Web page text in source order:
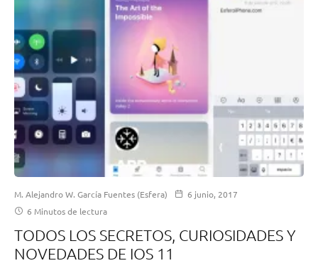
M. Alejandro W. García Fuentes (Esfera)
6 junio, 2017
6 Minutos de lectura
TODOS LOS SECRETOS, CURIOSIDADES Y
NOVEDADES DE IOS 11